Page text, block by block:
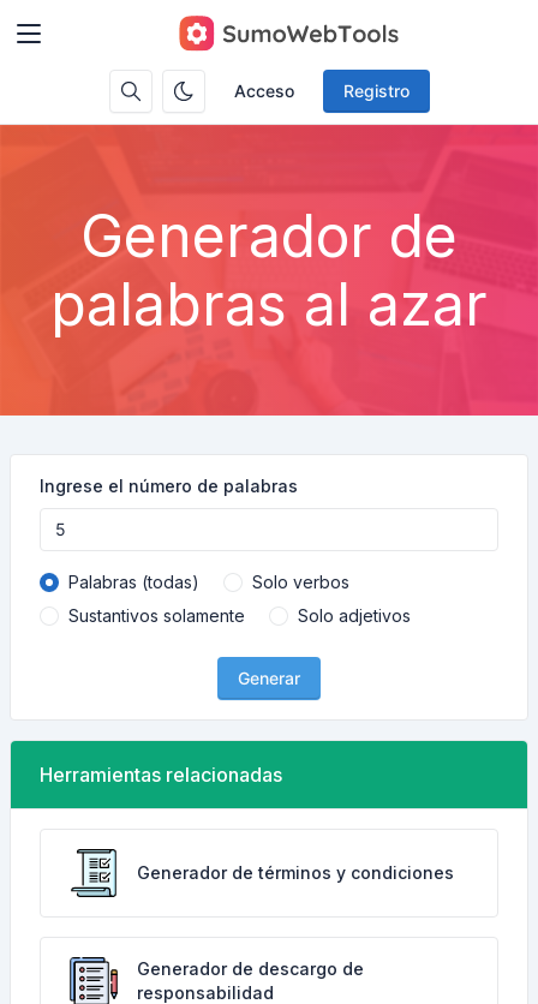
Acceso Registro
Generador de
palabras al azar
Ingrese el número de palabras
Palabras (todas)
Solo verbos
Sustantivos solamente
Solo adjetivos
Generar
Herramientas relacionadas
Generador de términos y condiciones
Generador de descargo de
responsabilidad